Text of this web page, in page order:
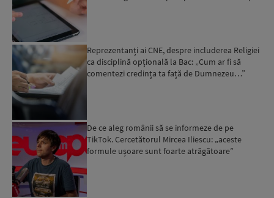
Reprezentanți ai CNE, despre includerea Religiei
ca disciplină opțională la Bac: „Cum ar fi să
comentezi credința ta față de Dumnezeu…”
De ce aleg românii să se informeze de pe
TikTok. Cercetătorul Mircea Iliescu: „aceste
formule ușoare sunt foarte atrăgătoare”